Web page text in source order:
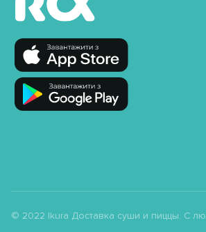
© 2022 Ikura Доставка суши и пиццы. С